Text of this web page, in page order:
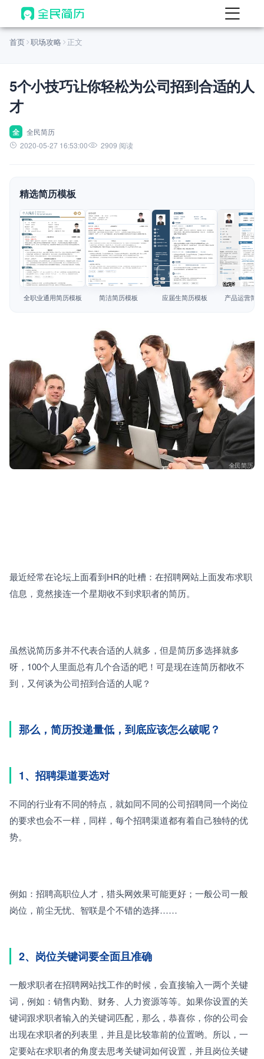
首页
AI 生成简历
AI 翻译简历
AI 诊断简历
面试自我介绍
AI 职场工具 New
简历模板
简历教程
首页 职场攻略 正文
5个小技巧让你轻松为公司招到合适的人
才
全
全民简历
2020-05-27 16:53:00
2909 阅读
精选简历模板
查看模板
全职业通用简历模板
查看模板
简洁简历模板
查看模板
应届生简历模板
查看模板
产品运营简
最近经常在论坛上面看到HR的吐槽：在招聘网站上面发布求职
信息，竟然接连一个星期收不到求职者的简历。
虽然说简历多并不代表合适的人就多，但是简历多选择就多
呀，100个人里面总有几个合适的吧！可是现在连简历都收不
到，又何谈为公司招到合适的人呢？
那么，简历投递量低，到底应该怎么破呢？
1、招聘渠道要选对
不同的行业有不同的特点，就如同不同的公司招聘同一个岗位
的要求也会不一样，同样，每个招聘渠道都有着自己独特的优
势。
例如：招聘高职位人才，猎头网效果可能更好；一般公司一般
岗位，前尘无忧、智联是个不错的选择……
2、岗位关键词要全面且准确
一般求职者在招聘网站找工作的时候，会直接输入一两个关键
词，例如：销售内勤、财务、人力资源等等。如果你设置的关
键词跟求职者输入的关键词匹配，那么，恭喜你，你的公司会
出现在求职者的列表里，并且是比较靠前的位置哟。所以，一
定要站在求职者的角度去思考关键词如何设置，并且岗位关键